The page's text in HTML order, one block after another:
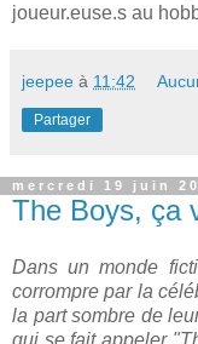
joueur.euse.s au
jeepee à 11:42
Partager
mercredi 19 juin
The Boys, ça
Dans un monde
corrompre par la
la part sombre de